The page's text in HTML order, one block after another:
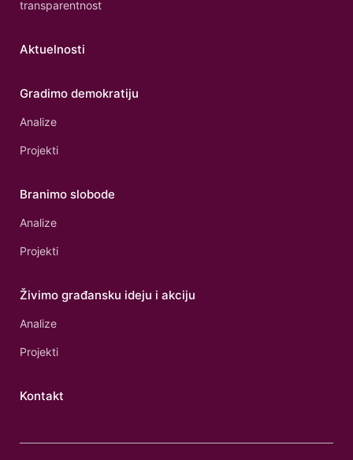
transparentnost
Aktuelnosti
Gradimo demokratiju
Analize
Projekti
Branimo slobode
Analize
Projekti
Živimo građansku ideju i akciju
Analize
Projekti
Kontakt